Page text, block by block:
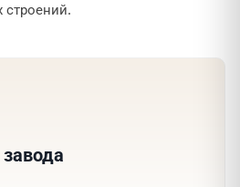
строений.